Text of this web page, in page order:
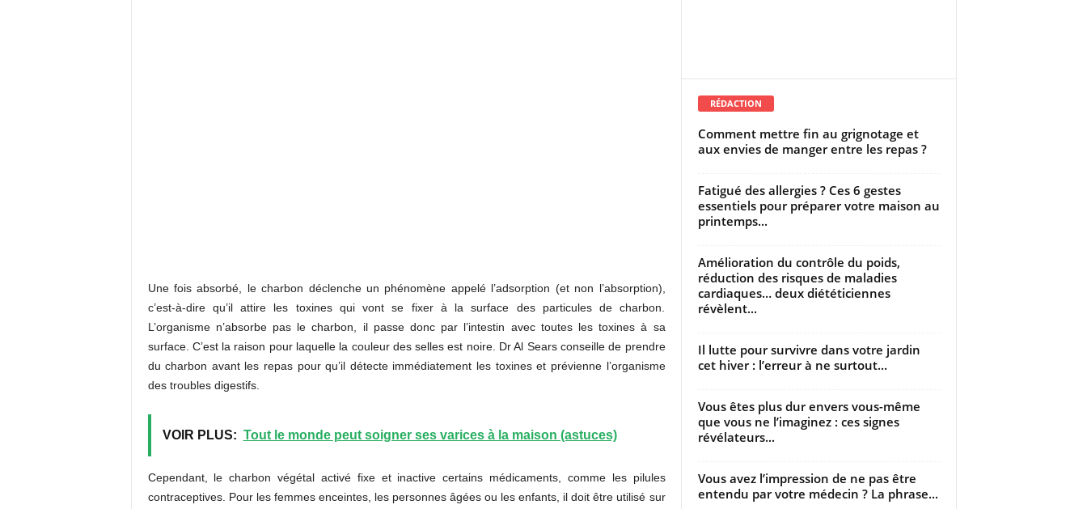
Une fois absorbé, le charbon déclenche un phénomène appelé l’adsorption (et non l’absorption),
c’est-à-dire qu’il attire les toxines qui vont se fixer à la surface des particules de charbon.
L’organisme n’absorbe pas le charbon, il passe donc par l’intestin avec toutes les toxines à sa
surface. C’est la raison pour laquelle la couleur des selles est noire. Dr Al Sears conseille de prendre
du charbon avant les repas pour qu’il détecte immédiatement les toxines et prévienne l’organisme
des troubles digestifs.
VOIR PLUS: Tout le monde peut soigner ses varices à la maison (astuces)
Cependant, le charbon végétal activé fixe et inactive certains médicaments, comme les pilules
contraceptives. Pour les femmes enceintes, les personnes âgées ou les enfants, il doit être utilisé sur
RÉDACTION
Comment mettre fin au grignotage et
aux envies de manger entre les repas ?
Fatigué des allergies ? Ces 6 gestes
essentiels pour préparer votre maison au
printemps...
Amélioration du contrôle du poids,
réduction des risques de maladies
cardiaques… deux diététiciennes
révèlent...
Il lutte pour survivre dans votre jardin
cet hiver : l’erreur à ne surtout...
Vous êtes plus dur envers vous-même
que vous ne l’imaginez : ces signes
révélateurs...
Vous avez l’impression de ne pas être
entendu par votre médecin ? La phrase...